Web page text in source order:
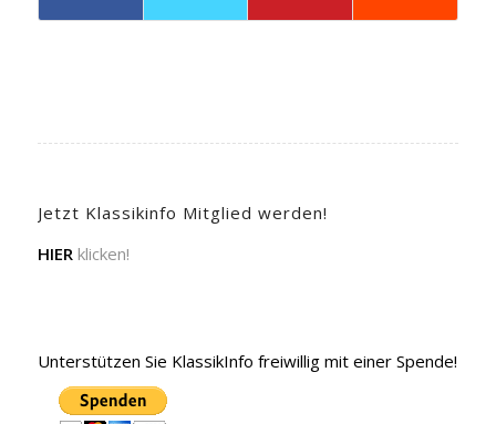
Jetzt Klassikinfo Mitglied werden!
HIER klicken!
Unterstützen Sie KlassikInfo freiwillig mit einer Spende!